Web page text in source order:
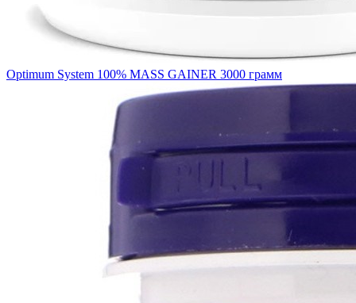
Optimum System 100% MASS GAINER 3000 грамм